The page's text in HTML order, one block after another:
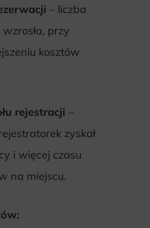
– liczba
przy
kosztów
rejestracji –
zyskał
i więcej czasu
na miejscu.